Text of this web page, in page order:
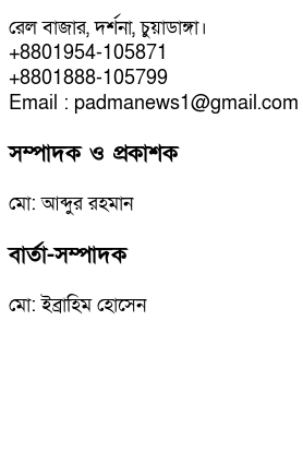
রেল বাজার, দর্শনা, চুয়াডাঙ্গা।
+8801954-105871
+8801888-105799
Email : padmanews1@gmail.com
সম্পাদক ও প্রকাশক
মো: আব্দুর রহমান
বার্তা-সম্পাদক
মো: ইব্রাহিম হোসেন